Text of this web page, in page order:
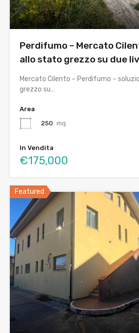
Perdifumo – Mercato
allo stato grezzo su due
Mercato Cilento – Perdifumo –
grezzo su…
Area
250 mq
In Vendita
€175,000
Featured